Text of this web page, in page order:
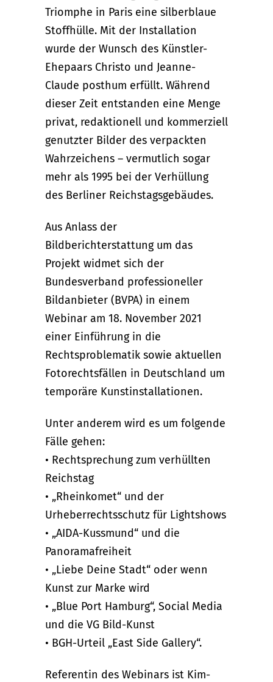
Triomphe in Paris eine silberblaue
Stoffhülle. Mit der Installation
wurde der Wunsch des Künstler-
Ehepaars Christo und Jeanne-
Claude posthum erfüllt. Während
dieser Zeit entstanden eine Menge
privat, redaktionell und kommerziell
genutzter Bilder des verpackten
Wahrzeichens – vermutlich sogar
mehr als 1995 bei der Verhüllung
des Berliner Reichstagsgebäudes.
Aus Anlass der
Bildberichterstattung um das
Projekt widmet sich der
Bundesverband professioneller
Bildanbieter (BVPA) in einem
Webinar am 18. November 2021
einer Einführung in die
Rechtsproblematik sowie aktuellen
Fotorechtsfällen in Deutschland um
temporäre Kunstinstallationen.
Unter anderem wird es um folgende
Fälle gehen:
• Rechtsprechung zum verhüllten
Reichstag
• „Rheinkomet“ und der
Urheberrechtsschutz für Lightshows
• „AIDA-Kussmund“ und die
Panoramafreiheit
• „Liebe Deine Stadt“ oder wenn
Kunst zur Marke wird
• „Blue Port Hamburg“, Social Media
und die VG Bild-Kunst
• BGH-Urteil „East Side Gallery“.
Referentin des Webinars ist Kim-